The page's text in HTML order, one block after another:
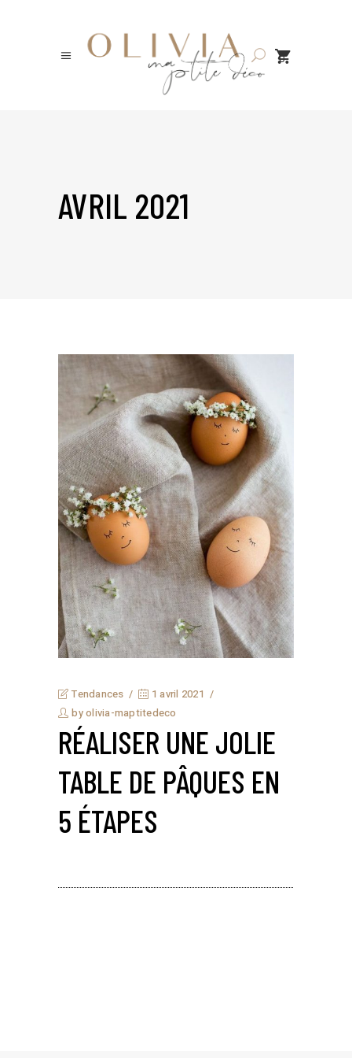
0
AVRIL 2021
Tendances
1 avril 2021
byolivia-maptitedeco
RÉALISER UNE JOLIE
TABLE DE PÂQUES EN
5 ÉTAPES